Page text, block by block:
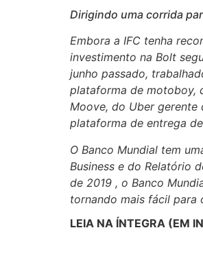
Dirigindo uma corrida
Embora a IFC tenha
investimento na Bolt
junho passado,
plataforma de motoboy,
Moove, do Uber gerente
plataforma de entrega
O Banco Mundial tem
Business e do Relatório
de 2019 , o Banco
tornando mais fácil para
LEIA NA ÍNTEGRA (EM